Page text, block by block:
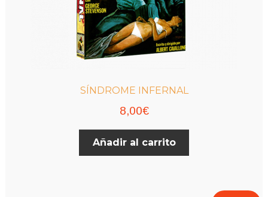
SÍNDROME INFERNAL
8,00€
Añadir al carrito